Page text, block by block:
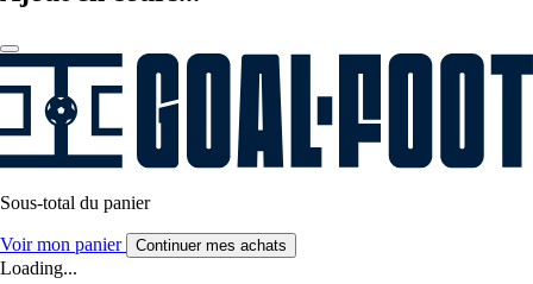
Sous-total du panier
Voir mon panier Continuer mes achats
Loading...